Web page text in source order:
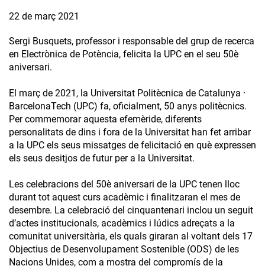
22 de març 2021
Sergi Busquets, professor i responsable del grup de recerca
en Electrònica de Potència, felicita la UPC en el seu 50è
aniversari.
El març de 2021, la Universitat Politècnica de Catalunya ·
BarcelonaTech (UPC) fa, oficialment, 50 anys politècnics.
Per commemorar aquesta efemèride, diferents
personalitats de dins i fora de la Universitat han fet arribar
a la UPC els seus missatges de felicitació en què expressen
els seus desitjos de futur per a la Universitat.
Les celebracions del 50è aniversari de la UPC tenen lloc
durant tot aquest curs acadèmic i finalitzaran el mes de
desembre. La celebració del cinquantenari inclou un seguit
d’actes institucionals, acadèmics i lúdics adreçats a la
comunitat universitària, els quals giraran al voltant dels 17
Objectius de Desenvolupament Sostenible (ODS) de les
Nacions Unides, com a mostra del compromís de la